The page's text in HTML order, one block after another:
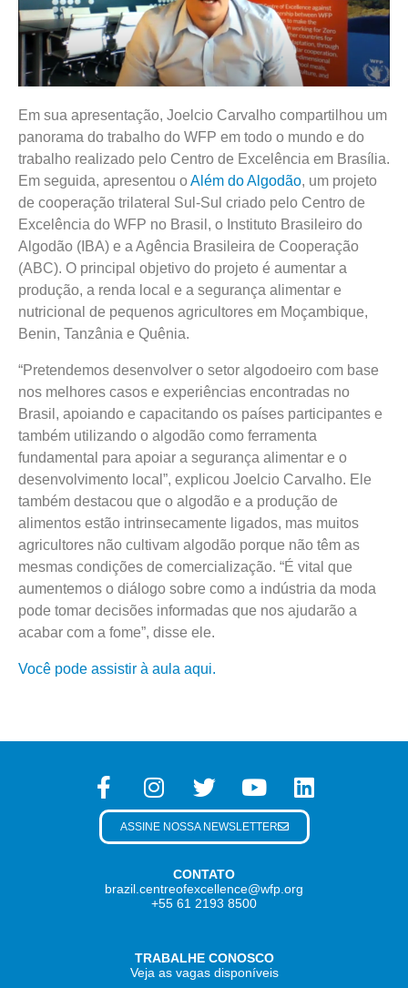
Em sua apresentação, Joelcio Carvalho compartilhou um
panorama do trabalho do WFP em todo o mundo e do
trabalho realizado pelo Centro de Excelência em Brasília.
Em seguida, apresentou oAlém do Algodão, um projeto
de cooperação trilateral Sul-Sul criado pelo Centro de
Excelência do WFP no Brasil, o Instituto Brasileiro do
Algodão (IBA) e a Agência Brasileira de Cooperação
(ABC). O principal objetivo do projeto é aumentar a
produção, a renda local e a segurança alimentar e
nutricional de pequenos agricultores em Moçambique,
Benin, Tanzânia e Quênia.
“Pretendemos desenvolver o setor algodoeiro com base
nos melhores casos e experiências encontradas no
Brasil, apoiando e capacitando os países participantes e
também utilizando o algodão como ferramenta
fundamental para apoiar a segurança alimentar e o
desenvolvimento local”, explicou Joelcio Carvalho. Ele
também destacou que o algodão e a produção de
alimentos estão intrinsecamente ligados, mas muitos
agricultores não cultivam algodão porque não têm as
mesmas condições de comercialização. “É vital que
aumentemos o diálogo sobre como a indústria da moda
pode tomar decisões informadas que nos ajudarão a
acabar com a fome”, disse ele.
Você pode assistir à aula aqui.
CONTATO
brazil.centreofexcellence@wfp.org
+55 61 2193 8500
TRABALHE CONOSCO
Veja as vagas disponíveis
ASSINE NOSSA NEWSLETTER